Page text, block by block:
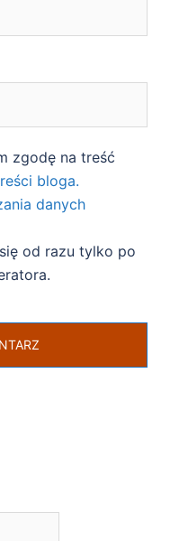
zgodę na treść
bloga.
danych
od razu tylko po